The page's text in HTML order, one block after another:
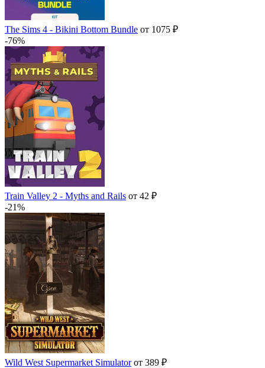
The Sims 4 - Bikini Bottom Bundle от 1075 ₽
-76%
Train Valley 2 - Myths and Rails от 42 ₽
-21%
Wild West Supermarket Simulatorот 389 ₽